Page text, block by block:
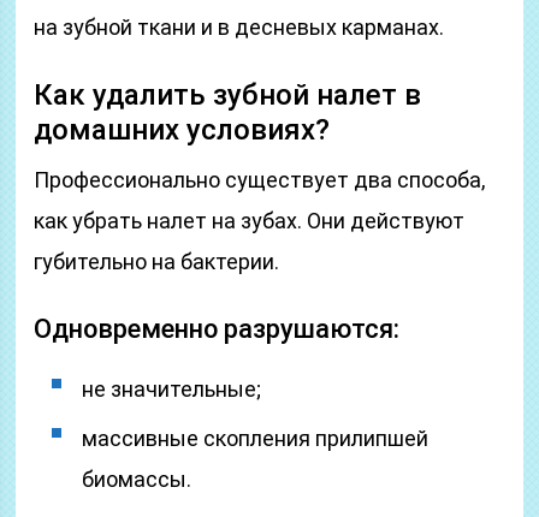
на зубной ткани и в десневых карманах.
Как удалить зубной налет в
домашних условиях?
Профессионально существует два способа,
как убрать налет на зубах. Они действуют
губительно на бактерии.
Одновременно разрушаются:
не значительные;
массивные скопления прилипшей
биомассы.